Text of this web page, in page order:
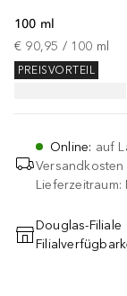
100 ml
€ 90,95 / 100 ml
PREISVORTEIL
Online: auf
Versandkosten
Lieferzeitraum:
Douglas-Filiale